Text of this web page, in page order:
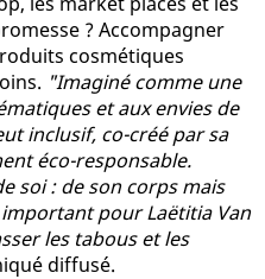
? Accompagner
cosmétiques
"Imaginé comme une
et aux envies de
inclusif, co-créé par sa
éco-responsable.
soi : de son corps mais
pour Laëtitia Van
les tabous et les
diffusé.